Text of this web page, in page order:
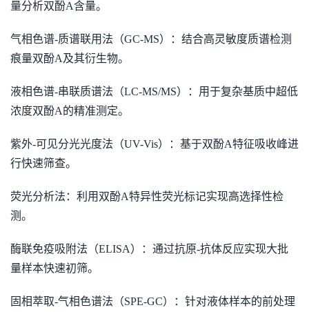
量分析双酚A含量。
气相色谱-质谱联用法（GC-MS）：结合高灵敏度质谱检测
痕量双酚A及其衍生物。
液相色谱-串联质谱法（LC-MS/MS）：用于复杂基质中超低
浓度双酚A的精准测定。
紫外-可见分光光度法（UV-Vis）：基于双酚A特征吸收峰进
行快速筛查。
荧光分析法：利用双酚A特异性荧光标记实现高选择性检
测。
酶联免疫吸附法（ELISA）：通过抗原-抗体反应实现大批
量样本快速初筛。
固相萃取-气相色谱法（SPE-GC）：针对液体样本的前处理